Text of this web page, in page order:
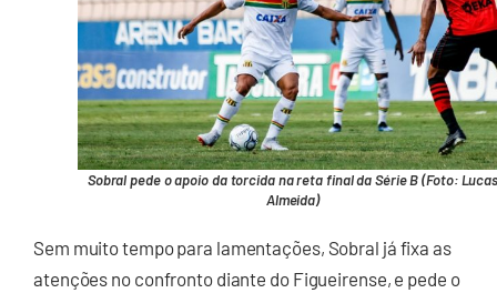
Sobral pede o apoio da torcida na reta final da Série B (Foto:
Almeida)
Sem muito tempo para lamentações, Sobral já fixa as
atenções no confronto diante do Figueirense, e pede o